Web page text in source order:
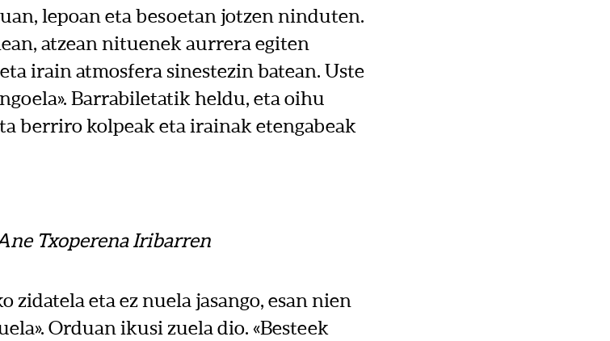
lepoan eta besoetan jotzen ninduten.
atzean nituenek aurrera egiten
irain atmosfera sinestezin batean. Uste
Barrabiletatik heldu, eta oihu
berriro kolpeak eta irainak etengabeak
Txoperena Iribarren
zidatela eta ez nuela jasango, esan nien
Orduan ikusi zuela dio. «Besteek